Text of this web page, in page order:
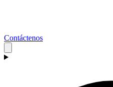
Contáctenos